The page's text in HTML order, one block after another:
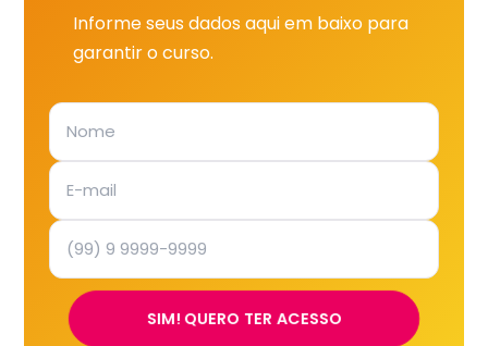
Informe seus dados aqui em baixo para
garantir o curso.
SIM! QUERO TER ACESSO